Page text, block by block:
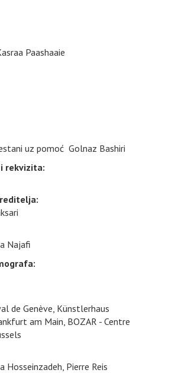
Paashaaie
uz pomoć Golnaz Bashiri
rekvizita:
Najafi
de Genève, Künstlerhaus
am Main, BOZAR - Centre
Hosseinzadeh, Pierre Reis